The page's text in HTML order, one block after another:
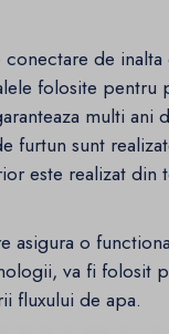
de
folosite pentru
multi ani
furtun sunt
este realizat din
asigura o
va fi folosit
fluxului de apa.